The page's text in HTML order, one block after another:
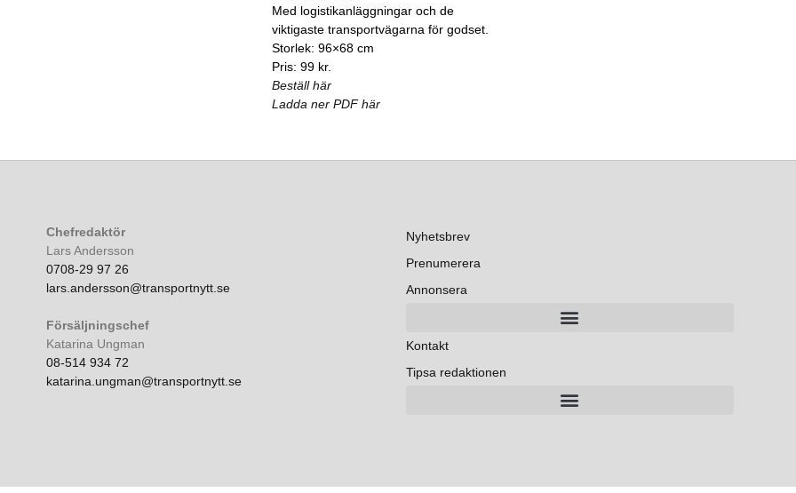
Med logistikanläggningar och de
viktigaste transportvägarna för godset.
Storlek: 96×68 cm
Pris: 99 kr.
Beställ här
Ladda ner PDF här
Chefredaktör
Lars Andersson
0708-29 97 26
lars.andersson@transportnytt.se
Försäljningschef
Katarina Ungman
08-514 934 72
katarina.ungman@transportnytt.se
Nyhetsbrev
Prenumerera
Annonsera
Kontakt
Tipsa redaktionen